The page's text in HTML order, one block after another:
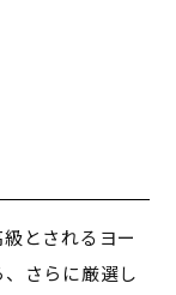
とされるヨー
さらに厳選し